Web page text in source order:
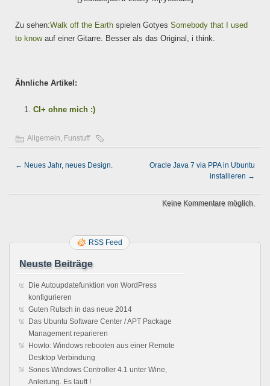
Zu sehen:Walk off the Earth spielen Gotyes Somebody that I used
to knowauf einer Gitarre. Besser als das Original, i think.
Ähnliche Artikel:
CI+ ohne mich :)
Allgemein Funstuff
← Neues Jahr, neues Design.
Oracle Java 7 via PPA in Ubuntu
installieren →
Keine Kommentare möglich.
RSS Feed
Neuste Beiträge
Die Autoupdatefunktion von WordPress
konfigurieren
Guten Rutsch in das neue 2014
Das Ubuntu Software Center / APT Package
Management reparieren
Howto: Windows rebooten aus einer Remote
Desktop Verbindung
Sonos Windows Controller 4.1 unter Wine,
Anleitung. Es läuft !